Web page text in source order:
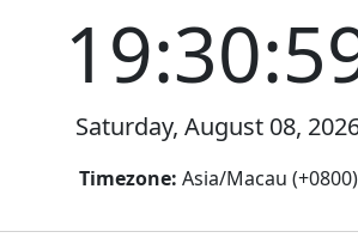
Saturday, August 08,
Timezone: Asia/Macau (+0800)